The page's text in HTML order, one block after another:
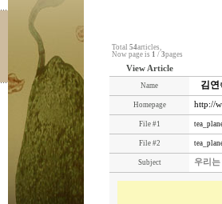
Total 54articles,
Now page is 1 / 3pages
View Article
Name 김연
Homepage http://
File #1
File #2
Subject 우리